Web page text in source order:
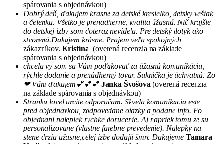
spárovania s objednávkou)
Dobrý deň, ďakujem krasne za detské kresielko, detsky vešiak
a čelenku. Všetko je prenadherne, kvalita úžasná. Nič krajšie
do detskej izby som doteraz nevidela. Pre detský dotyk ako
stvorená.Dakujem krásne. Prajem veľa spokojných
zákazníkov. Kristína (overená recenzia na základe
spárovania s objednávkou)
chcela vy som sa Vám poďakovať za úžasnú komunikáciu,
rýchle dodanie a prenádherný tovar. Suknička je úchvatná. Zo
❤ Vám ďakujem💕💕💕 Janka Švošová (overená recenzia
na základe spárovania s objednávkou)
Stranku lovel urcite odporučam. Skvela komunikacia este
pred objednavkou, zodpovedane otazky a podane info. Po
objednani nalepiek rychke dorucenie. Aj napriek tomu ze su
personalizovane (vlastne farebne prevedenie). Nalepky na
stene drzia užasne,celej izbe dodajú šmrc Dakujeme Tamara